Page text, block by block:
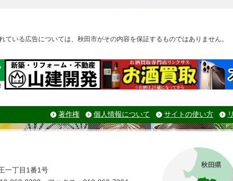
ている広告については、秋田市がその内容を保証するものではありません。
著作権 個人情報について サイトの使い方
一丁目1番1号